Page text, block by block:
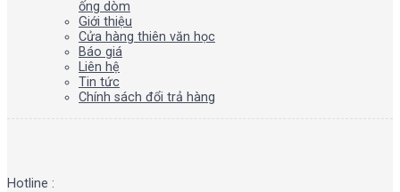
ống dòm
Giới thiệu
Cửa hàng thiên văn học
Báo giá
Liên hệ
Tin tức
Chính sách đổi trả hàng
Hotline :